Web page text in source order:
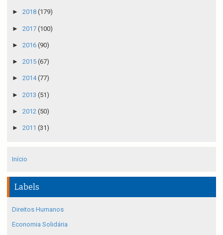
► 2018 (179)
► 2017 (100)
► 2016 (90)
► 2015 (67)
► 2014(77)
► 2013 (51)
► 2012 (50)
► 2011 (31)
Início
Labels
Direitos Humanos
Economia Solidária